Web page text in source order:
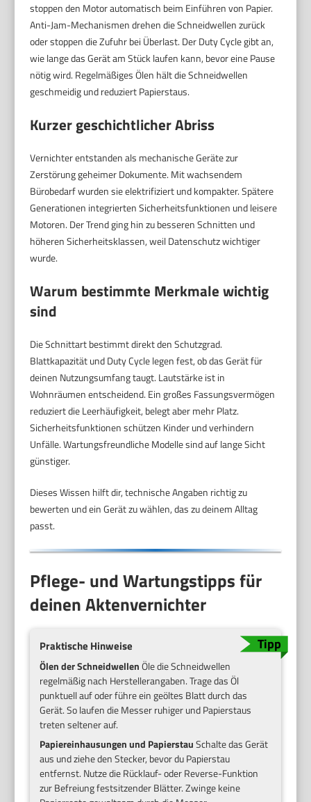
stoppen den Motor automatisch beim Einführen von Papier.
Anti-Jam-Mechanismen drehen die Schneidwellen zurück
oder stoppen die Zufuhr bei Überlast. Der Duty Cycle gibt an,
wie lange das Gerät am Stück laufen kann, bevor eine Pause
nötig wird. Regelmäßiges Ölen hält die Schneidwellen
geschmeidig und reduziert Papierstaus.
Kurzer geschichtlicher Abriss
Vernichter entstanden als mechanische Geräte zur
Zerstörung geheimer Dokumente. Mit wachsendem
Bürobedarf wurden sie elektrifiziert und kompakter. Spätere
Generationen integrierten Sicherheitsfunktionen und leisere
Motoren. Der Trend ging hin zu besseren Schnitten und
höheren Sicherheitsklassen, weil Datenschutz wichtiger
wurde.
Warum bestimmte Merkmale wichtig
sind
Die Schnittart bestimmt direkt den Schutzgrad.
Blattkapazität und Duty Cycle legen fest, ob das Gerät für
deinen Nutzungsumfang taugt. Lautstärke ist in
Wohnräumen entscheidend. Ein großes Fassungsvermögen
reduziert die Leerhäufigkeit, belegt aber mehr Platz.
Sicherheitsfunktionen schützen Kinder und verhindern
Unfälle. Wartungsfreundliche Modelle sind auf lange Sicht
günstiger.
Dieses Wissen hilft dir, technische Angaben richtig zu
bewerten und ein Gerät zu wählen, das zu deinem Alltag
passt.
Pflege- und Wartungstipps für
deinen Aktenvernichter
Praktische Hinweise
Ölen der SchneidwellenÖle die Schneidwellen
regelmäßig nach Herstellerangaben. Trage das Öl
punktuell auf oder führe ein geöltes Blatt durch das
Gerät. So laufen die Messer ruhiger und Papierstaus
treten seltener auf.
Papiereinhausungen und PapierstauSchalte das Gerät
aus und ziehe den Stecker, bevor du Papierstau
entfernst. Nutze die Rücklauf- oder Reverse-Funktion
zur Befreiung festsitzender Blätter. Zwinge keine